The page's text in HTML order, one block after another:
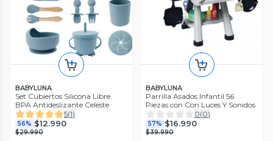
BABYLUNA
Set Cubiertos Silicona Libre
BPA Antideslizante Celeste
5(1)
56% $12.990
$29.990
BABYLUNA
Parrilla Asados Infantil 56
Piezas con Con Luces Y Sonidos
0(0)
57% $16.990
$39.990